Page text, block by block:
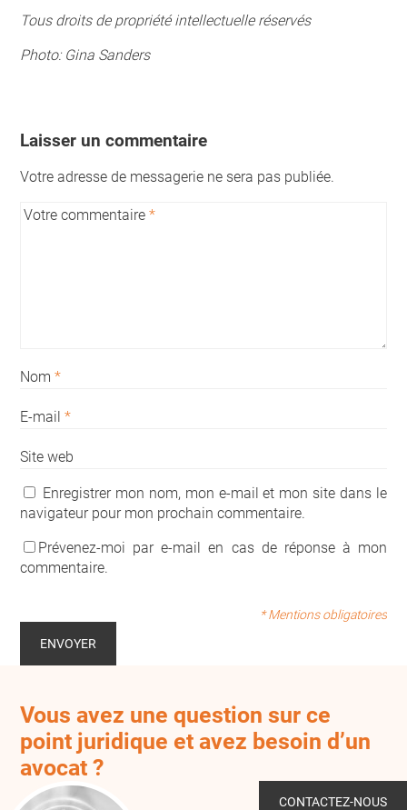
Tous droits de propriété intellectuelle réservés
Photo: Gina Sanders
Laisser un commentaire
Votre adresse de messagerie ne sera pas publiée.
Votre commentaire *
Nom *
E-mail *
Site web
Enregistrer mon nom, mon e-mail et mon site dans le
navigateur pour mon prochain commentaire.
Prévenez-moi par e-mail en cas de réponse à mon
commentaire.
* Mentions obligatoires
Vous avez une question sur ce
point juridique et avez besoin d’un
avocat ?
CONTACTEZ-NOUS